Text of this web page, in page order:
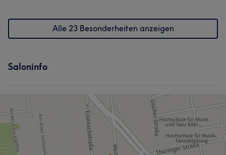
Alle 23 Besonderheiten anzeigen
Saloninfo